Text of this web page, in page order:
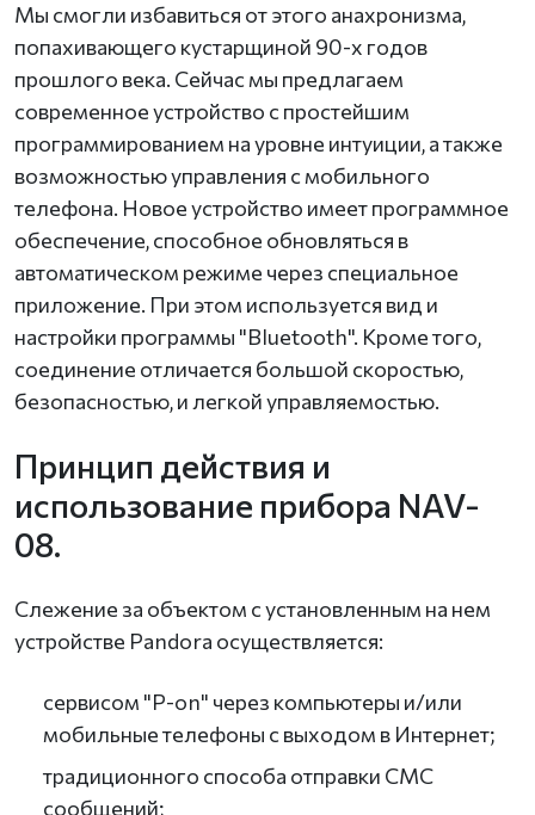
Мы смогли избавиться от этого анахронизма,
попахивающего кустарщиной 90-х годов
прошлого века. Сейчас мы предлагаем
современное устройство с простейшим
программированием на уровне интуиции, а также
возможностью управления с мобильного
телефона. Новое устройство имеет программное
обеспечение, способное обновляться в
автоматическом режиме через специальное
приложение. При этом используется вид и
настройки программы "Bluetooth". Кроме того,
соединение отличается большой скоростью,
безопасностью, и легкой управляемостью.
Принцип действия и
использование прибора NAV-
08.
Слежение за объектом с установленным на нем
устройстве Pandora осуществляется:
сервисом "P-on" через компьютеры и/или
мобильные телефоны с выходом в Интернет;
традиционного способа отправки СМС
сообщений;